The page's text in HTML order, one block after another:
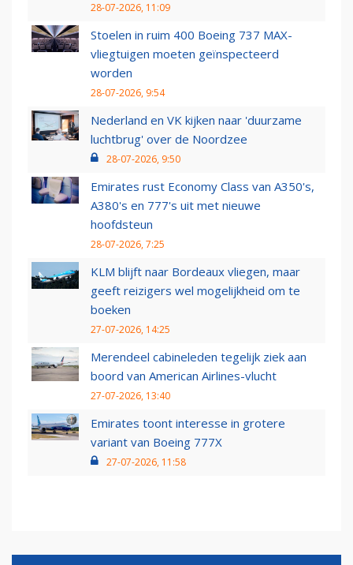
28-07-2026, 11:09
Stoelen in ruim 400 Boeing 737 MAX-
vliegtuigen moeten geïnspecteerd
worden
28-07-2026, 9:54
Nederland en VK kijken naar 'duurzame
luchtbrug' over de Noordzee
28-07-2026, 9:50
Emirates rust Economy Class van A350's,
A380's en 777's uit met nieuwe
hoofdsteun
28-07-2026, 7:25
KLM blijft naar Bordeaux vliegen, maar
geeft reizigers wel mogelijkheid om te
boeken
27-07-2026, 14:25
Merendeel cabineleden tegelijk ziek aan
boord van American Airlines-vlucht
27-07-2026, 13:40
Emirates toont interesse in grotere
variant van Boeing 777X
27-07-2026, 11:58